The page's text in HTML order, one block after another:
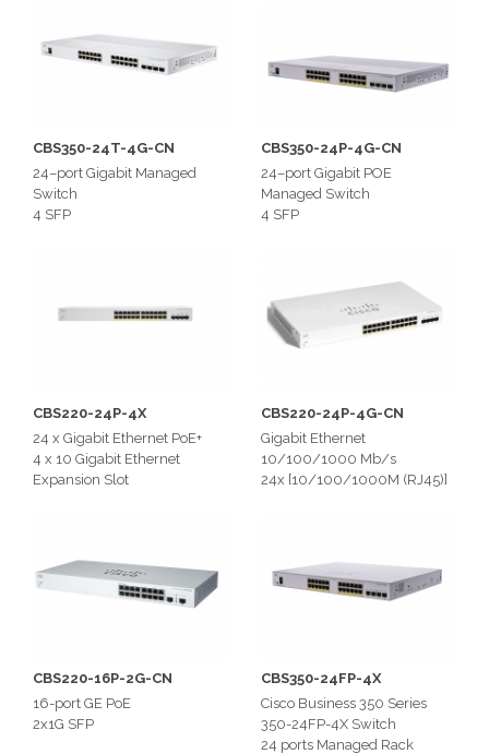
CBS350-24T-4G-CN
24–port Gigabit Managed
Switch
4 SFP
CBS350-24P-4G-CN
24–port Gigabit POE
Managed Switch
4 SFP
CBS220-24P-4X
24 x Gigabit Ethernet PoE+
4 x 10 Gigabit Ethernet
Expansion Slot
CBS220-24P-4G-CN
Gigabit Ethernet
10/100/1000 Mb/s
24x [10/100/1000M (RJ45)]
CBS220-16P-2G-CN
16-port GE PoE
2x1G SFP
CBS350-24FP-4X
Cisco Business 350 Series
350-24FP-4X Switch
24 ports Managed Rack